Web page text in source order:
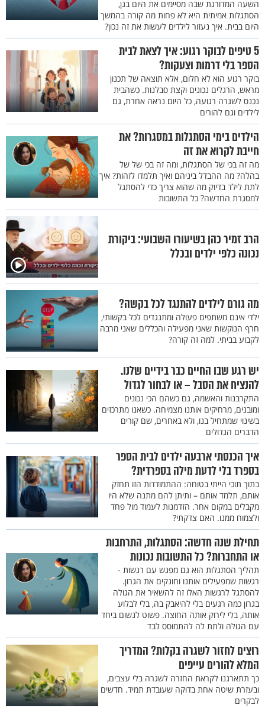
השעה המדורגת שבה מסיימים את היום בגן,
הסתגלות אמיתית היא לא פחות מה קורה בהמשך
היום בבית. איך נעזור לילדים לעשות את זה נכון?
5 טיפים לבוקר רגוע: איך לצאת לבית
הספר בלי דרמות וצעקות?
בוקר רגוע הוא לא חלום, אלא תוצאה של תכנון
מראש, הרגלים נכונים וקצת סבלנות. כשהבית
נכנס לשגרה רגועה, כל היום נראה אחרת, גם
לילדים וגם להורים
הילדים בימי הסתגלות במסגרות? את
חייבת לקרוא את זה
מה זה בכי של הסתגלות, ומה זה בכי של של
בהלה? מה ההבדל ביניהם ואיך תלמדו לזהות? איך
לתת לילד בדיוק מה שהוא צריך כדי להסתגל
למסגרת החדשה? כל התשובות
הרב זמיר כהן בשיעורו השבועי: ביקורת
נכונה כלפי ילדים ובכלל
מה גורם לילדים להתנגד לכל בקשה?
ילדי אינם משתפים פעולה ומתנגדים לכל בקשותי,
חרף הנוקשות שאני מפעילה והכללים שאני מרבה
לקבוע בביתי. למה זה קורה?
יש רגע שבו החיים כבר בידיים שלנו.
להנציח את הסבל – או לבחור לגדול
התקרבנות והאשמה, גם כשהם הכי נכונים
ומובנים, מרחיקים אותנו מצמיחה. כשאנו מתרכזים
בשינוי שמתחיל בנו, ולא באחרים, שם קורים
הדברים הגדולים
איך הכנסתי ארבעה ילדים לבית הספר
בספרד בלי לדעת מילה בספרדית?
בתוך תוכי הייתי בטוחה: ההתמודדות הזו תחזק
אותם, תלמד אותם – ותיתן להם מתנה שלא היו
מקבלים במקום אחר. הזדמנות לעמוד מול פחד
ולצמוח ממנו. האם צדקתי?
תחילת שנה חדשה: הסתגלות, התרחבות
או התחברות? כל התשובות נכונות
תהליך הסתגלות הוא גם מפגש עם רגשות -
רגשות שמפעילים אותנו וחונקים את הגרון.
להסתגל לרגשות האלו זה להשאיר את הגולה
בגרון כמה רגעים בלי להיאבק בה, בלי לבלוע
אותה, בלי לירוק אותה החוצה. פשוט לנשום ביחד
עם הגולה ולתת לה להתמוסס לבד
רוצים לחזור לשגרה בקלות? המדריך
המלא להורים עייפים
כך תתארגנו לקראת החזרה לשגרה בלי עצבים,
ובעזרת שיטה אחת בדוקה שעובדת תמיד. חדשים
לבקרים